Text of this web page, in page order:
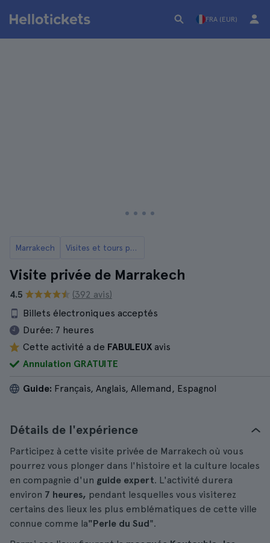
FRA (EUR)
Marrakech Visites et tours privés à Marrakech
Visite privée de Marrakech
4.5
(392 avis)
Billets électroniques acceptés
Durée: 7 heures
Cette activité a de FABULEUX avis
Annulation GRATUITE
Guide: Français, Anglais, Allemand, Espagnol
Détails de l'expérience
Participez à cette visite privée de Marrakech où vous
pourrez vous plonger dans l'histoire et la culture locales
en compagnie d'un guide expert. L'activité durera
environ 7 heures, pendant lesquelles vous visiterez
certains des lieux les plus emblématiques de cette ville
connue comme la"Perle du Sud".